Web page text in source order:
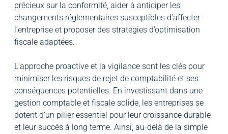
précieux sur la conformité, aider à anticiper les
changements réglementaires susceptibles d’affecter
l’entreprise et proposer des stratégies d’optimisation
fiscale adaptées.
L’approche proactive et la vigilance sont les clés pour
minimiser les risques de rejet de comptabilité et ses
conséquences potentielles. En investissant dans une
gestion comptable et fiscale solide, les entreprises se
dotent d’un pilier essentiel pour leur croissance durable
et leur succès à long terme. Ainsi, au-delà de la simple